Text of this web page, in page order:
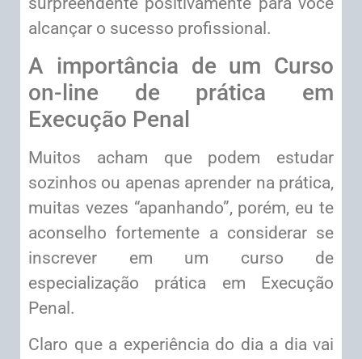
alcançar o sucesso profissional.
A importância de um Curso
on-line de prática em
Execução Penal
Muitos acham que podem estudar
sozinhos ou apenas aprender na prática,
muitas vezes “apanhando”, porém, eu te
aconselho fortemente a considerar se
inscrever em um curso de
especialização prática em Execução
Penal.
Claro que a experiência do dia a dia vai